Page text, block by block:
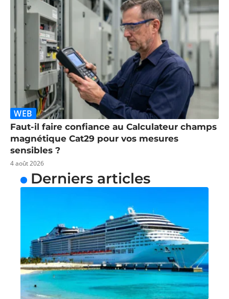
WEB
Faut-il faire confiance au Calculateur champs
magnétique Cat29 pour vos mesures
sensibles ?
4 août 2026
Derniers articles